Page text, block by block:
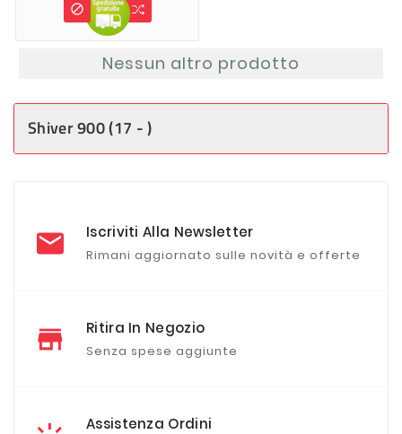

Nessun altro prodotto
Shiver 900 (17 - )
Iscriviti Alla Newsletter
Rimani aggiornato sulle novità e offerte
Ritira In Negozio
Senza spese aggiunte
Assistenza Ordini